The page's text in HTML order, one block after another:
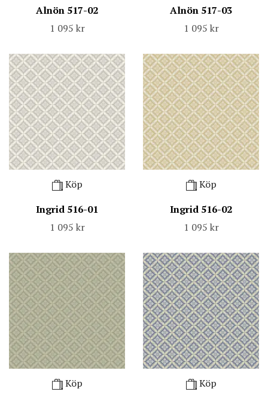
Alnön 517-02
1 095 kr
Alnön 517-03
1 095 kr
Köp
Ingrid 516-01
1 095 kr
Köp
Ingrid 516-02
1 095 kr
Köp
Köp